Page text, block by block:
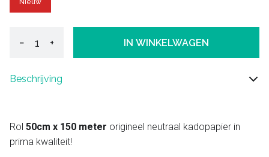
Nieuw
− + IN WINKELWAGEN
Beschrijving
Rol 50cm x 150 meter origineel neutraal kadopapier in
prima kwaliteit!